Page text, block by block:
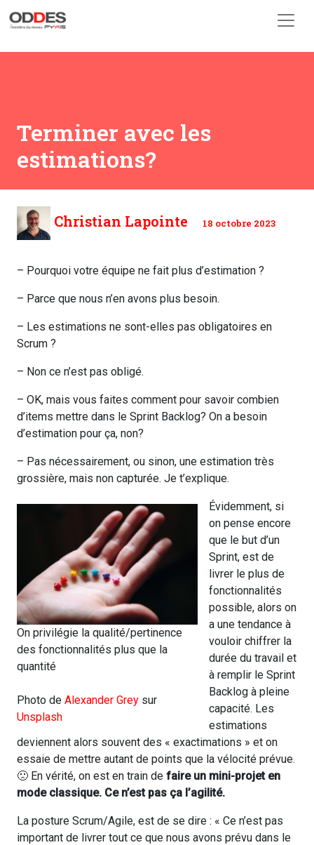
Terminer avec les
estimations?
Christian Lapointe 18 octobre 2023
– Pourquoi votre équipe ne fait plus d’estimation ?
– Parce que nous n’en avons plus besoin.
– Les estimations ne sont-elles pas obligatoires en
Scrum ?
– Non ce n’est pas obligé.
– OK, mais vous faites comment pour savoir combien
d’items mettre dans le Sprint Backlog? On a besoin
d’estimation pour ça, non?
– Pas nécessairement, ou sinon, une estimation très
grossière, mais non capturée. Je t’explique.
On privilégie la qualité/pertinence
des fonctionnalités plus que la
quantité
Photo de Alexander Grey sur
Unsplash
Évidemment, si
on pense encore
que le but d’un
Sprint, est de
livrer le plus de
fonctionnalités
possible, alors on
a une tendance à
vouloir chiffrer la
durée du travail et
à remplir le Sprint
Backlog à pleine
capacité. Les
estimations
deviennent alors souvent des « exactimations » et on
essaie de mettre autant de points que la vélocité prévue.
🙁 En vérité, on est en train de faire un mini-projet en
mode classique. Ce n’est pas ça l’agilité.
La posture Scrum/Agile, est de se dire : « Ce n’est pas
important de livrer tout ce que nous avons prévu dans le